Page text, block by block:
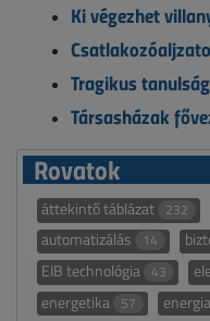
Ki végezhet
Tragikus
Társasházak
Rovatok
áttekintő táblázat 232
automatizálás 14
EIB technológia 43
energetika 57